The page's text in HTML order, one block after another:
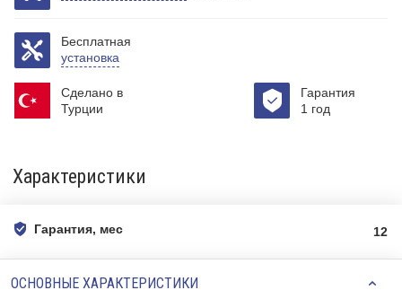
Бесплатная
установка
Сделано в
Турции
Гарантия
1 год
Характеристики
Гарантия, мес 12
ОСНОВНЫЕ ХАРАКТЕРИСТИКИ